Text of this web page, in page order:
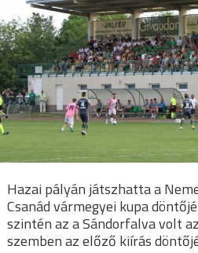
Hazai pályán játszhatta a
Csanád vármegyei kupa
szintén az a Sándorfalva volt
szemben az előző kiírás